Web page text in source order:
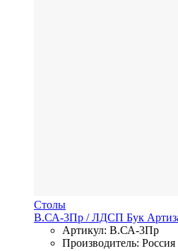
Столы
В.СА-3Пр / ЛДСП Бук
Артикул: В.СА-3Пр
Производитель: Россия